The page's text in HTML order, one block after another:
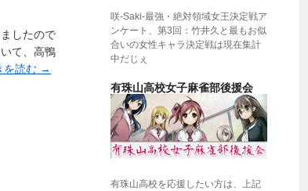
したので
て、高鴨
を読む →
咲-Saki-最強・絶対領域女王決定戦ア
ンケート、第3回：竹井久と最もお似
合いの女性キャラ決定戦は現在集計
中だじぇ
有珠山高校女子麻雀部後援会
有珠山高校を応援したい方は、上記